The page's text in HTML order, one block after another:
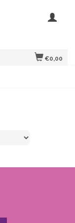
€0,00